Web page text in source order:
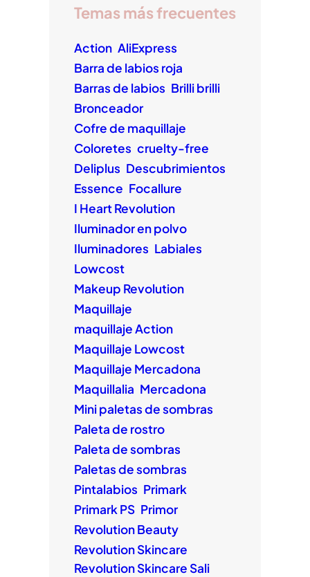
Temas más frecuentes
Action AliExpress
Barra de labios roja
Barras de labios Brilli brilli
Bronceador
Cofre de maquillaje
Coloretes cruelty-free
Deliplus Descubrimientos
Essence Focallure
I Heart Revolution
Iluminador en polvo
Iluminadores Labiales
Lowcost
Makeup Revolution
Maquillaje
maquillaje Action
Maquillaje Lowcost
Maquillaje Mercadona
Maquillalia Mercadona
Mini paletas de sombras
Paleta de rostro
Paleta de sombras
Paletas de sombras
Pintalabios Primark
Primark PS Primor
Revolution Beauty
Revolution Skincare
Revolution Skincare Sali